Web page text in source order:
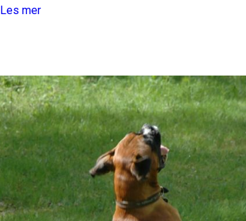
Les mer